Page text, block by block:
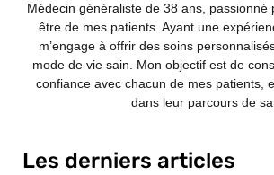
Médecin généraliste de 38 ans, passionné
être de mes patients. Ayant une
m’engage à offrir des soins
mode de vie sain. Mon objectif est de
confiance avec chacun de mes patients,
dans leur parcours de
Les derniers articles